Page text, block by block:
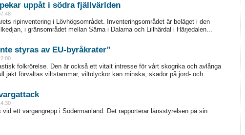
uppåt i södra fjällvärlden
ripinventering i Lövhögsområdet. Inventeringsområdet är beläget i den
i gränsområdet mellan Särna i Dalarna och Lillhärdal i Härjedalen...
styras av EU-byråkrater”
folkrörelse. Den är också ett vitalt intresse för vårt skogrika och avlånga
jakt förvaltas viltstammar, viltolyckor kan minska, skador på jord- och..
vid ett vargangrepp i Södermanland. Det rapporterar länsstyrelsen på sin